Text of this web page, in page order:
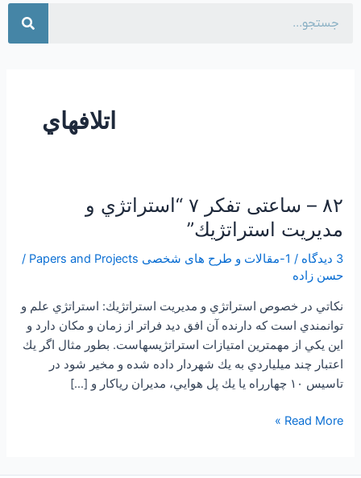
اتلافهاي
۸۲ – ساعتی تفکر ۷ “استراتژي و
مديريت استراتژيك”
3 دیدگاه / 1-مقالات و طرح های شخصی Papers and Projects
/
حسن زاده
نكاتي در خصوص استراتژي و مديريت استراتژيك: استراتژي علم و
توانمندي است كه دارنده آن افق ديد فراتر از زمان و مكان دارد و
اين يكي از مهمترين امتيازات استراتژيسهاست. بطور مثال اگر يك
اعتبار چند ميلياردي به يك شهردار داده شده و مخير شود در
تاسيس ۱۰ چهارراه يا يك پل هوايي، مديران رياكار و […]
۸۲
ساعتی
تفکر
۷
“استراتژي
مديريت
استراتژيك”
Read More »